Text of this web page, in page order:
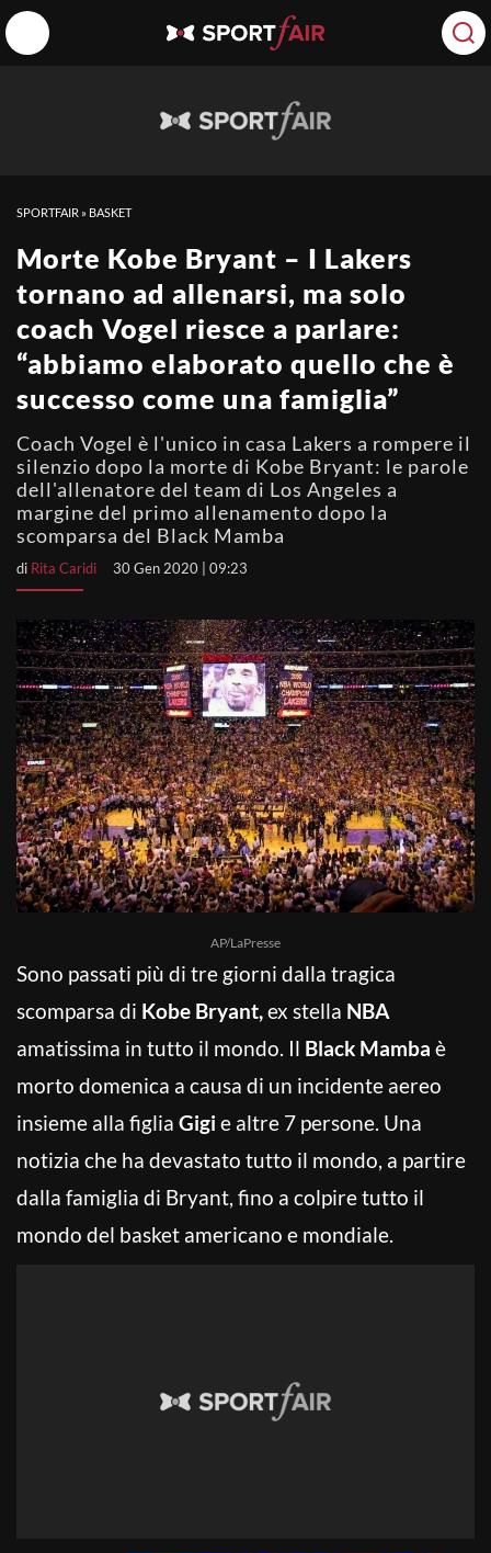
SPORTFAIR » BASKET
Morte Kobe Bryant – I Lakers
tornano ad allenarsi, ma solo
coach Vogel riesce a parlare:
“abbiamo elaborato quello che è
successo come una famiglia”
Coach Vogel è l'unico in casa Lakers a rompere il
silenzio dopo la morte di Kobe Bryant: le parole
dell'allenatore del team di Los Angeles a
margine del primo allenamento dopo la
scomparsa del Black Mamba
di Rita Caridi 30 Gen 2020 | 09:23
AP/LaPresse
Sono passati più di tre giorni dalla tragica
scomparsa di Kobe Bryant,ex stella NBA
amatissima in tutto il mondo. Il Black Mamba è
morto domenica a causa di un incidente aereo
insieme alla figlia Gigi e altre 7 persone. Una
notizia che ha devastato tutto il mondo, a partire
dalla famiglia di Bryant, fino a colpire tutto il
mondo del basket americano e mondiale.